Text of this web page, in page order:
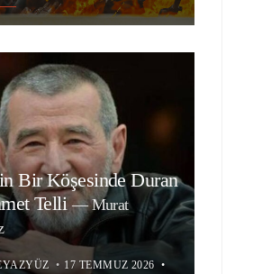
Bir Köşesinde Duran
Telli—Murat
• 17 TEMMUZ 2026 •